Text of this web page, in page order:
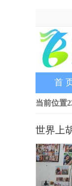
首
当前位置
世界上